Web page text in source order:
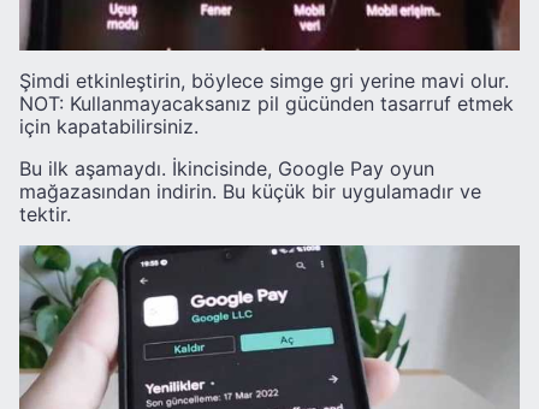
Şimdi etkinleştirin, böylece simge gri yerine mavi olur.
NOT: Kullanmayacaksanız pil gücünden tasarruf etmek
için kapatabilirsiniz.
Bu ilk aşamaydı. İkincisinde, Google Pay oyun
mağazasından indirin. Bu küçük bir uygulamadır ve
tektir.